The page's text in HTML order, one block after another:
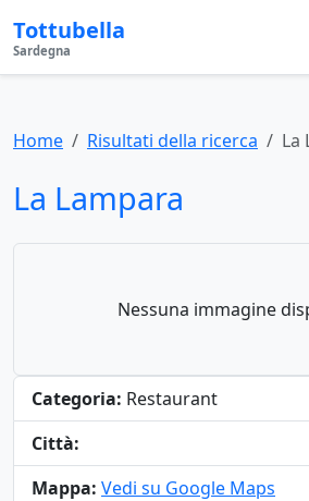
Tottubella
Sardegna
Home Risultati della ricerca La
La Lampara
Nessuna immagine
Categoria: Restaurant
Città:
Mappa: Vedi su Google Maps